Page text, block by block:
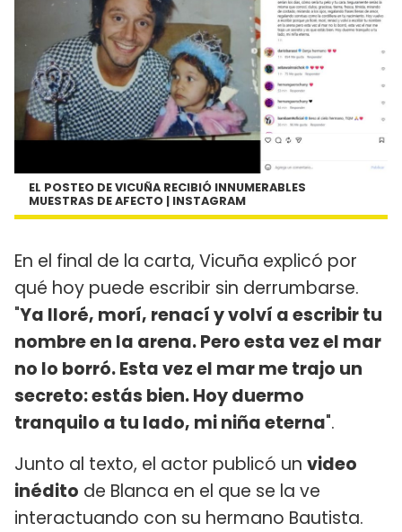
EL POSTEO DE VICUÑA RECIBIÓ INNUMERABLES
MUESTRAS DE AFECTO | INSTAGRAM
En el final de la carta, Vicuña explicó por
qué hoy puede escribir sin derrumbarse.
"Ya lloré, morí, renací y volví a escribir tu
nombre en la arena. Pero esta vez el mar
no lo borró. Esta vez el mar me trajo un
secreto: estás bien. Hoy duermo
tranquilo a tu lado, mi niña eterna".
Junto al texto, el actor publicó un video
inédito de Blanca en el que se la ve
interactuando con su hermano Bautista.